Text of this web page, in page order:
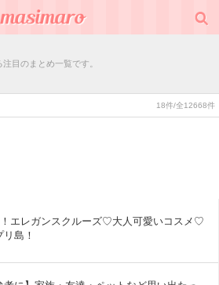
目のまとめ一覧です。
18件/全12668件
エレガンスクルーズ♡大人可愛いコスメ♡
島！